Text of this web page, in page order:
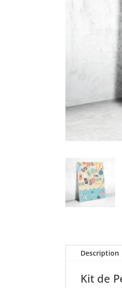
Description
Kit de